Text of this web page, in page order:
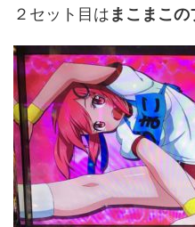
２セット目はまこまこ